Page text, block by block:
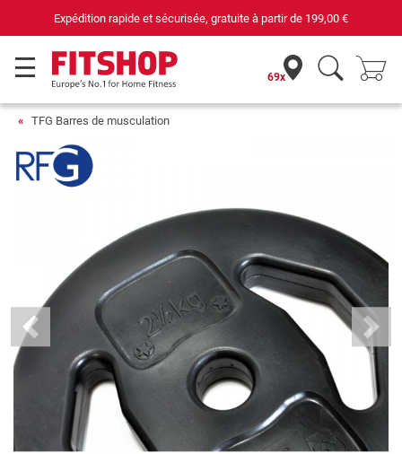
Expédition rapide et sécurisée, gratuite à partir de 199,00 €
69x
TFG Barres de musculation
Previous Next